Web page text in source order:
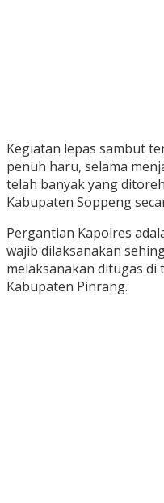
Kegiatan lepas sambut
penuh haru, selama
telah banyak yang
Kabupaten Soppeng
Pergantian Kapolres
wajib dilaksanakan
melaksanakan ditugas
Kabupaten Pinrang.